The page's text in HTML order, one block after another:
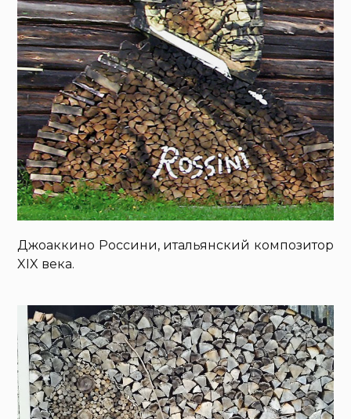
Джоаккино Россини, итальянский композитор
XIX века.